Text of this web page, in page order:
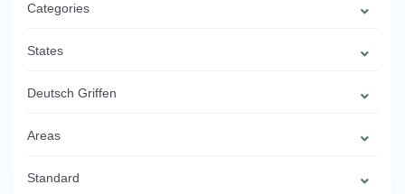
Categories
States
Deutsch Griffen
Areas
Standard